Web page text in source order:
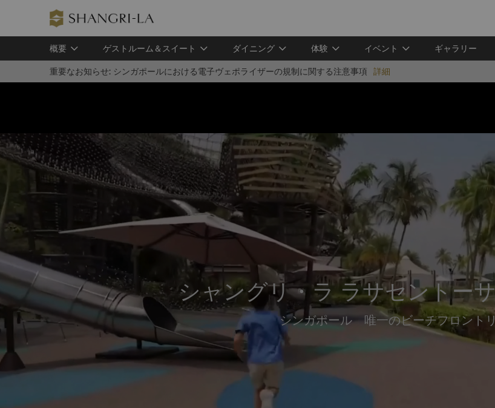
概要 ゲストルーム＆スイート ダイニング 体験 イベント ギャラリー
重要なお知らせ: シンガポールにおける電子ヴェポライザーの規制に関する注意事項 詳細
シャングリ・ラ ラサセントー
シンガポール 唯一のビーチフロント